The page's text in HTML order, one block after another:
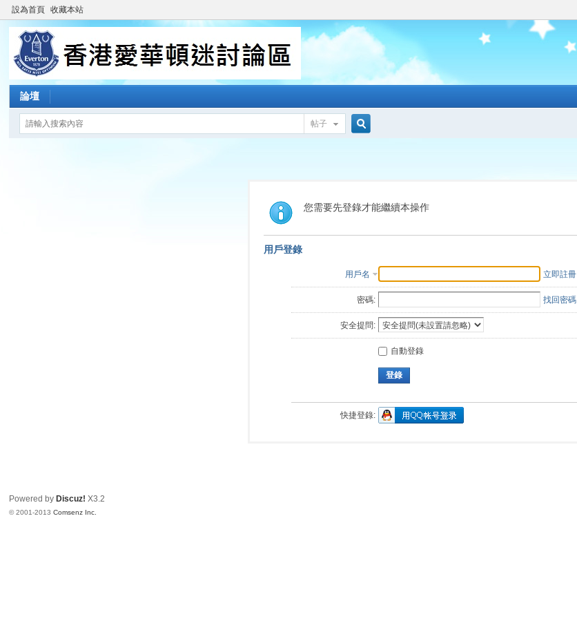
設為首頁 收藏本站
論壇
帖子
索
您需要先登錄才能繼續本操作
用戶登錄
用戶名 立即註冊
密碼: 找回密碼
安全提問:
自動登錄
登錄
快捷登錄:
Powered by Discuz! X3.2
© 2001-2013Comsenz Inc.